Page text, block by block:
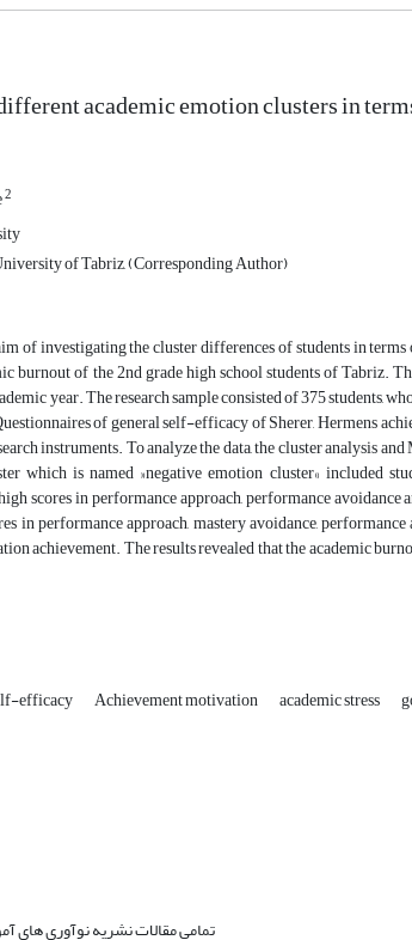
academic emotion clusters in
2
of Tabriz, (Corresponding Author)
of investigating the cluster differences of students in
burnout of the 2nd grade high school students of Tabriz.‎
year.‎ The research sample consisted of 375 students,
of general self-efficacy of Sherer, Hermens
instruments. To analyze the data, the cluster analysis
which is named »negative emotion cluster« included
scores in performance approach, performance avoidance
in performance approach, mastery avoidance,
achievement.‎ The results revealed that the academic
efficacy Achievement motivation academic stress
تمامی مقالات نشریه نوآوری